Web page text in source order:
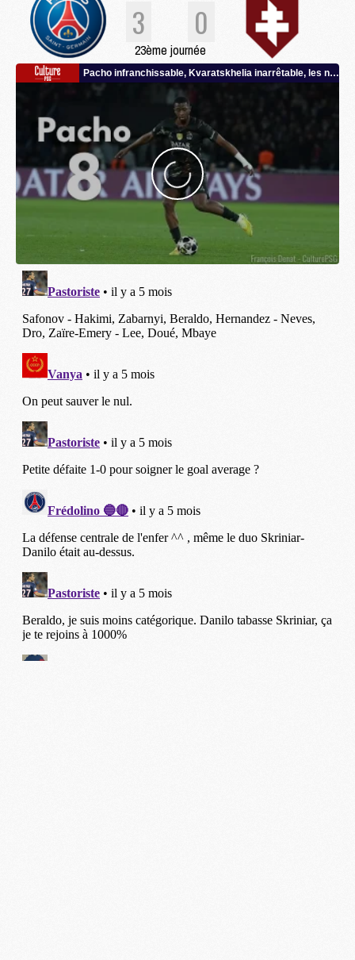
3 0
23ème journée